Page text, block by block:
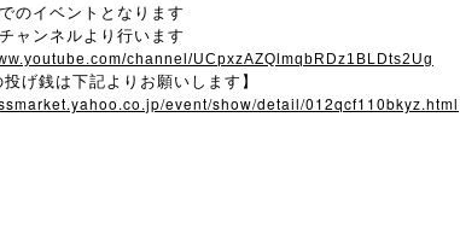
のイベントとなります
ャンネルより行います
channel/UCpxzAZQlmqbRDz1BLDts2Ug
投げ銭は下記よりお願いします】
event/show/detail/012qcf110bkyz.html